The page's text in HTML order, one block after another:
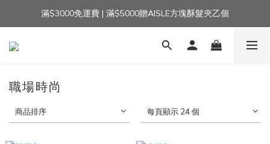
加入官方LINE｜領$100 👉
滿$3000免運費 | 滿$5000贈AISLE方塊酥髮夾乙個
加入官方LINE｜領$100 👉
職場時尚
商品排序 每頁顯示 24 個